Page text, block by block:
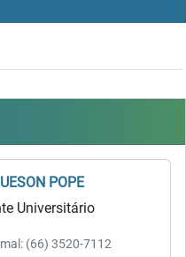
POPE
Universitário
(66) 3520-7112